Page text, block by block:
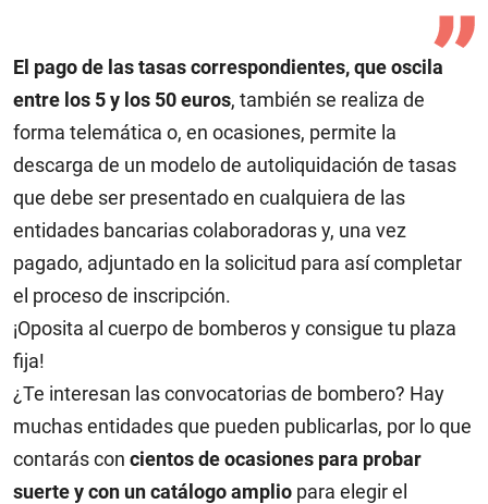
El pago de las tasas correspondientes, que oscila
entre los 5 y los 50 euros, también se realiza de
forma telemática o, en ocasiones, permite la
descarga de un modelo de autoliquidación de tasas
que debe ser presentado en cualquiera de las
entidades bancarias colaboradoras y, una vez
pagado, adjuntado en la solicitud para así completar
el proceso de inscripción.
¡Oposita al cuerpo de bomberos y consigue tu plaza
fija!
¿Te interesan las convocatorias de bombero? Hay
muchas entidades que pueden publicarlas, por lo que
contarás con cientos de ocasiones para probar
suerte y con un catálogo amplio para elegir el